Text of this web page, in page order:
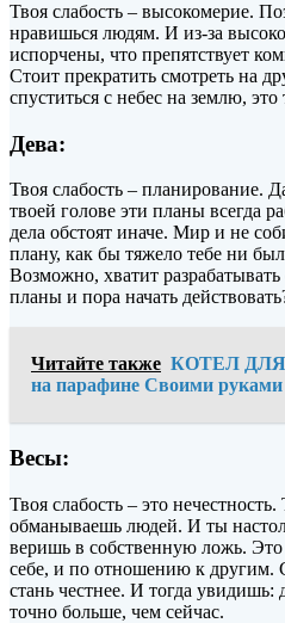
Твоя слабость – высокомерие.
нравишься людям. И из-за
испорчены, что препятствует
Стоит прекратить смотреть на
спуститься с небес на землю,
Дева:
Твоя слабость – планирование.
твоей голове эти планы всегда
дела обстоят иначе. Мир и не
плану, как бы тяжело тебе ни
Возможно, хватит
планы и пора начать
Читайте также КОТЕЛ
на парафине Своими
Весы:
Твоя слабость – это
обманываешь людей. И ты
веришь в собственную ложь.
себе, и по отношению к другим.
стань честнее. И тогда увидишь:
точно больше, чем сейчас.